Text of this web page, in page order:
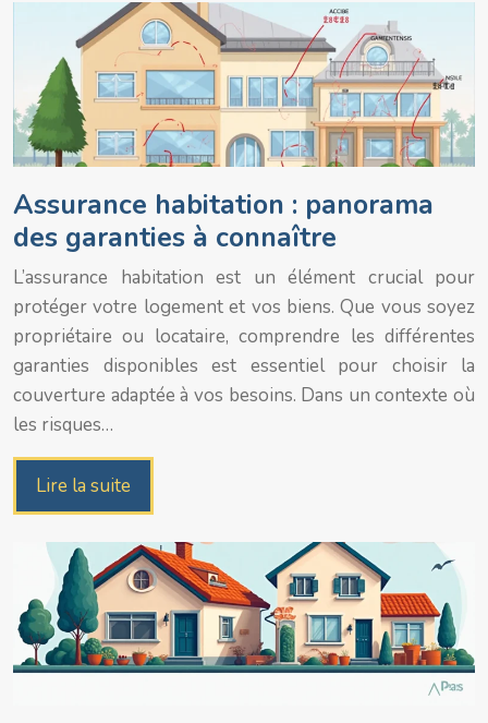
Assurance habitation : panorama
des garanties à connaître
L’assurance habitation est un élément crucial pour
protéger votre logement et vos biens. Que vous soyez
propriétaire ou locataire, comprendre les différentes
garanties disponibles est essentiel pour choisir la
couverture adaptée à vos besoins. Dans un contexte où
les risques…
Lire la suite